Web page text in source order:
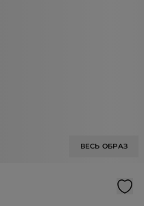
ВЕСЬ ОБРАЗ